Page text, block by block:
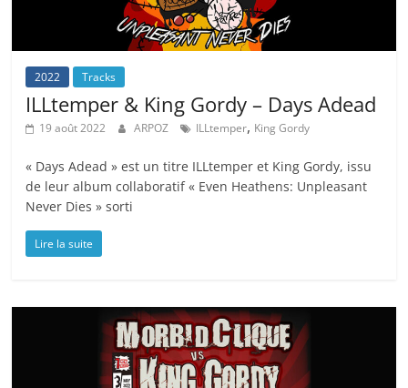
2022 Tracks
ILLtemper & King Gordy – Days Adead
19 août 2022 ARPOZ ILLtemper, King Gordy
« Days Adead » est un titre ILLtemper et King Gordy, issu
de leur album collaboratif « Even Heathens: Unpleasant
Never Dies » sorti
Lire la suite